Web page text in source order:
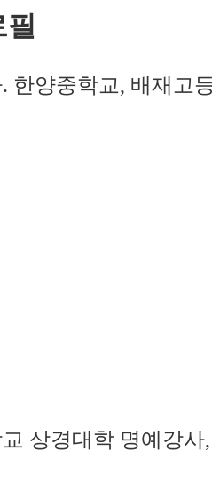
한양중학교, 배재
상경대학 명예강